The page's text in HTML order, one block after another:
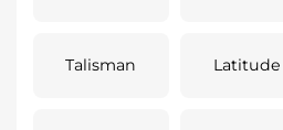
Talisman Latitude